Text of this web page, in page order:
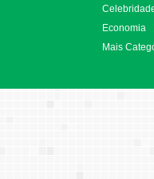
Economia
Mais